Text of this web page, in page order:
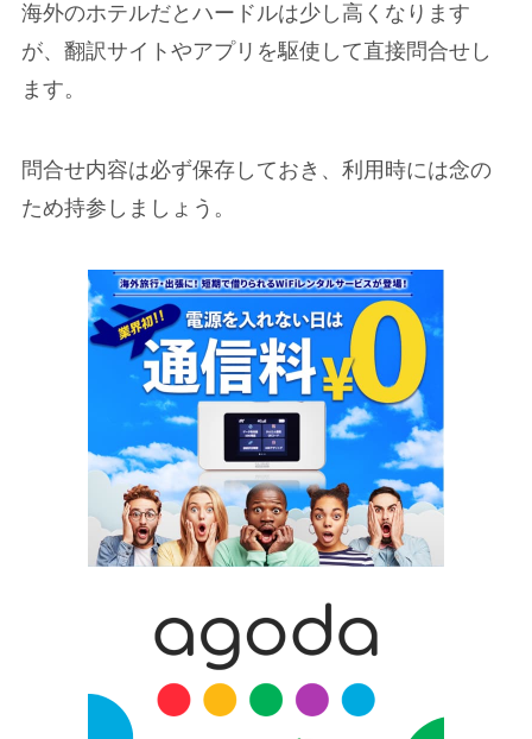
海外のホテルだとハードルは少し高くなります
が、翻訳サイトやアプリを駆使して直接問合せし
ます。
問合せ内容は必ず保存しておき、利用時には念の
ため持参しましょう。